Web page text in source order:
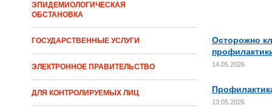
ЭПИДЕМИОЛОГИЧЕСКАЯ
ОБСТАНОВКА
ГОСУДАРСТВЕННЫЕ УСЛУГИ
ЭЛЕКТРОННОЕ ПРАВИТЕЛЬСТВО
ДЛЯ КОНТРОЛИРУЕМЫХ ЛИЦ
Осторожно
14.05.2026
13.05.2026